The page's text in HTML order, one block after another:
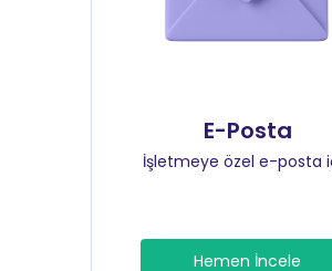
E-Posta
İşletmeye özel e-posta
Hemen İncele